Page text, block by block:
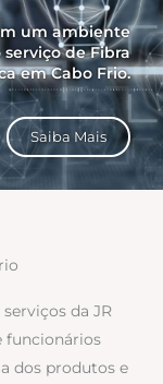
um ambiente
de Fibra
em Cabo Frio.
Saiba Mais
da JR
funcionários
dos produtos e